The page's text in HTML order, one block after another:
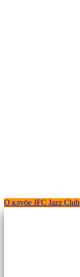
О клубе JFC Jazz Club